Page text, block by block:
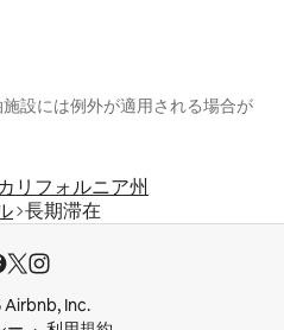
設には例外が適用される場合が
カリフォルニア州
長期滞在
Inc.